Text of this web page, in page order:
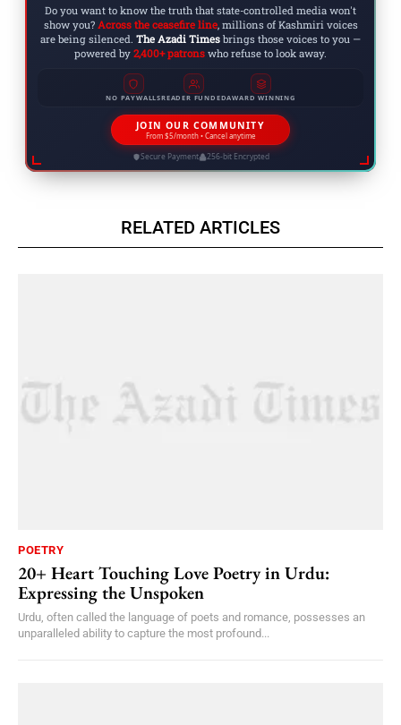
Do you want to know the truth that state-controlled media won't
show you? Across the ceasefire line, millions of Kashmiri voices
are being silenced. The Azadi Times brings those voices to you —
powered by 2,400+ patrons who refuse to look away.
NO PAYWALLSREADER FUNDEDAWARD WINNING
JOIN OUR COMMUNITY
From $5/month • Cancel anytime
Secure Payment 256-bit Encrypted
RELATED ARTICLES
POETRY
20+ Heart Touching Love Poetry in Urdu:
Expressing the Unspoken
Urdu, often called the language of poets and romance, possesses an
unparalleled ability to capture the most profound...